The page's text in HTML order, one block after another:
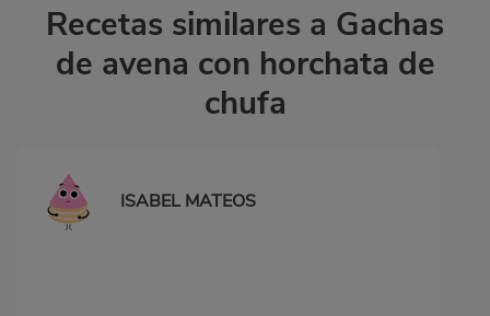
Recetas similares a Gachas
de avena con horchata de
chufa
ISABEL MATEOS